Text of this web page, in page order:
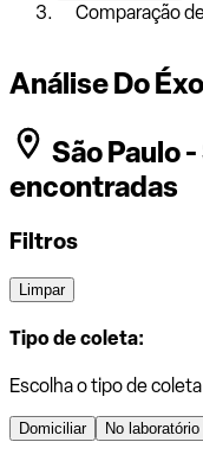
Comparação
Análise Do
São Paulo -
encontradas
Filtros
Limpar
Tipo de coleta:
Escolha o tipo de coleta
Domiciliar No laboratório